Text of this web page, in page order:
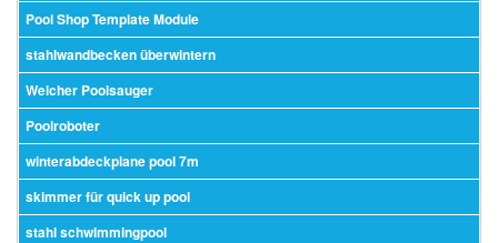
Pool Shop Template Module
stahlwandbecken überwintern
Welcher Poolsauger
Poolroboter
winterabdeckplane pool 7m
skimmer für quick up pool
stahl schwimmingpool